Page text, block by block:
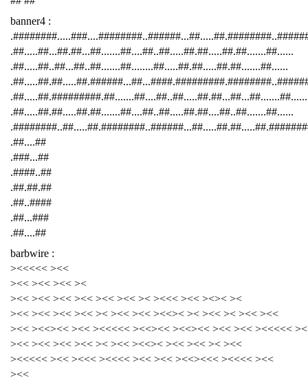
banner4 :
.##.....##...##.##...##.......##....##..##.....##.##.....##.##.......##......
.##.....##..##...##..##.......##........##.....##.##.....##.##.......##......
.##.....##.#########.##.......##....##..##.....##.##...##...##.......##......
.##.....##.##.....##.##.......##....##..##.....##.##....##..##.......##......
.##....##
.###...##
.####..##
.##.##.##
.##..####
.##...###
.##....##
barbwire :
><<<<< ><<
><< ><< ><< ><
><< ><< ><< ><< ><< ><< >< ><<< ><< ><>< ><
><< ><< ><< ><< >< ><< ><< ><<>< >< ><< >< ><< ><<
><< ><<><< ><< ><<<<< ><<><< ><<><< ><< ><< ><<<<<
><< ><< ><< ><< >< ><< ><<>< ><< ><< >< ><<
><<<<< ><< ><<< ><<<< ><< ><< ><<><<< ><<<< ><<
><<